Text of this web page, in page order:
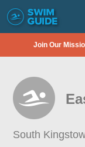
Join Our
South